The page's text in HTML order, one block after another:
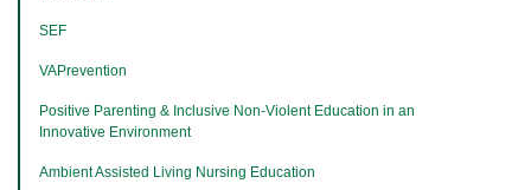
SEF
VAPrevention
Positive Parenting & Inclusive Non-Violent Education in an
Innovative Environment
Ambient Assisted Living Nursing Education